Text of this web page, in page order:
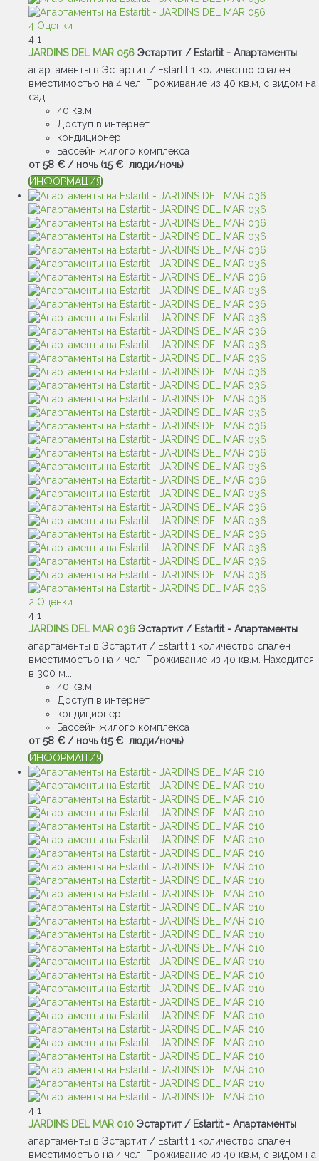
4 Оценки
4 1
JARDINS DEL MAR 056 Эстартит / Estartit - Апартаменты
апартаменты в Эстартит / Estartit 1 количество спален
вместимостью на 4 чел. Проживание из 40 кв.м, с видом на
сад....
40 кв.м
Доступ в интернет
кондиционер
Бассейн жилого комплекса
от 58 € / ночь (15 € люди/ночь)
ИНФОРМАЦИЯ
2 Оценки
4 1
JARDINS DEL MAR 036 Эстартит / Estartit - Апартаменты
апартаменты в Эстартит / Estartit 1 количество спален
вместимостью на 4 чел. Проживание из 40 кв.м. Находится
в 300 м...
40 кв.м
Доступ в интернет
кондиционер
Бассейн жилого комплекса
от 58 € / ночь (15 € люди/ночь)
ИНФОРМАЦИЯ
4 1
JARDINS DEL MAR 010 Эстартит / Estartit - Апартаменты
апартаменты в Эстартит / Estartit 1 количество спален
вместимостью на 4 чел. Проживание из 40 кв.м, с видом на